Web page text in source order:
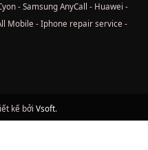
- Samsung AnyCall - Huawei -
Mobile - Iphone repair service -
kế bởi Vsoft.